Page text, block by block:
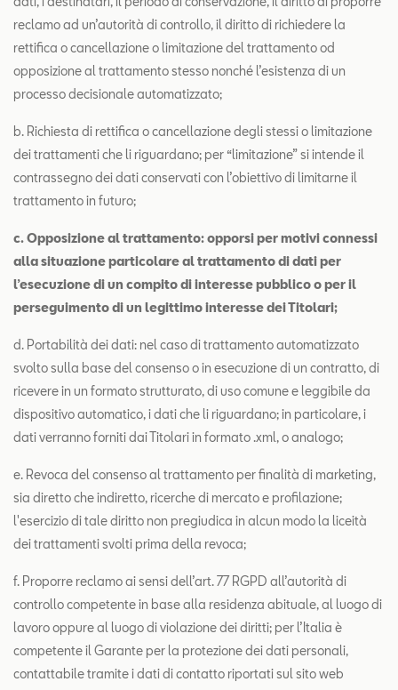
reclamo ad un’autorità di controllo, il diritto di richiedere la
rettifica o cancellazione o limitazione del trattamento od
opposizione al trattamento stesso nonché l’esistenza di un
processo decisionale automatizzato;
b. Richiesta di rettifica o cancellazione degli stessi o limitazione
dei trattamenti che li riguardano; per “limitazione” si intende il
contrassegno dei dati conservati con l’obiettivo di limitarne il
trattamento in futuro;
c. Opposizione al trattamento: opporsi per motivi connessi
alla situazione particolare al trattamento di dati per
l’esecuzione di un compito di interesse pubblico o per il
perseguimento di un legittimo interesse dei Titolari;
d. Portabilità dei dati: nel caso di trattamento automatizzato
svolto sulla base del consenso o in esecuzione di un contratto, di
ricevere in un formato strutturato, di uso comune e leggibile da
dispositivo automatico, i dati che li riguardano; in particolare, i
dati verranno forniti dai Titolari in formato .xml, o analogo;
e. Revoca del consenso al trattamento per finalità di marketing,
sia diretto che indiretto, ricerche di mercato e profilazione;
l'esercizio di tale diritto non pregiudica in alcun modo la liceità
dei trattamenti svolti prima della revoca;
f. Proporre reclamo ai sensi dell’art. 77 RGPD all’autorità di
controllo competente in base alla residenza abituale, al luogo di
lavoro oppure al luogo di violazione dei diritti; per l’Italia è
competente il Garante per la protezione dei dati personali,
contattabile tramite i dati di contatto riportati sul sito web